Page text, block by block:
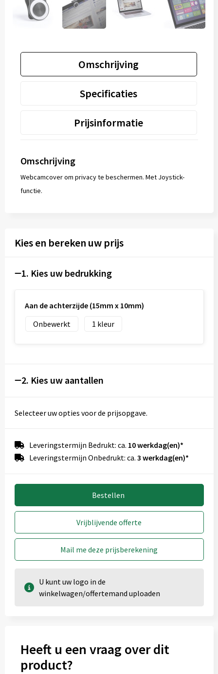
Omschrijving
Specificaties
Prijsinformatie
Omschrijving
Webcamcover om privacy te beschermen. Met Joystick-
functie.
Kies en bereken uw prijs
1. Kies uw bedrukking
Aan de achterzijde (15mm x 10mm)
Onbewerkt
1
2. Kies uw aantallen
Selecteer uw opties voor de prijsopgave.
Leveringstermijn Bedrukt: ca. 10 werkdag(en)*
Leveringstermijn Onbedrukt: ca. 3 werkdag(en)*
Bestellen
Vrijblijvende offerte
Mail me deze prijsberekening
U kunt uw logo in de
winkelwagen/offertemand uploaden
Heeft u een vraag over dit
product?